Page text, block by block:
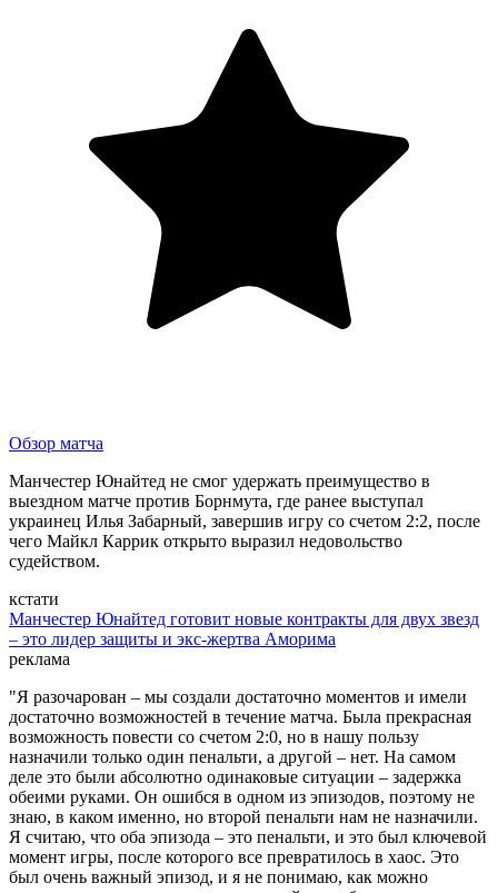
Обзор матча
Манчестер Юнайтед не смог удержать преимущество в
выездном матче против Борнмута, где ранее выступал
украинец Илья Забарный, завершив игру со счетом 2:2, после
чего Майкл Каррик открыто выразил недовольство
судейством.
кстати
Манчестер Юнайтед готовит новые контракты для двух звезд
– это лидер защиты и экс-жертва Аморима
реклама
"Я разочарован – мы создали достаточно моментов и имели
достаточно возможностей в течение матча. Была прекрасная
возможность повести со счетом 2:0, но в нашу пользу
назначили только один пенальти, а другой – нет. На самом
деле это были абсолютно одинаковые ситуации – задержка
обеими руками. Он ошибся в одном из эпизодов, поэтому не
знаю, в каком именно, но второй пенальти нам не назначили.
Я считаю, что оба эпизода – это пенальти, и это был ключевой
момент игры, после которого все превратилось в хаос. Это
был очень важный эпизод, и я не понимаю, как можно